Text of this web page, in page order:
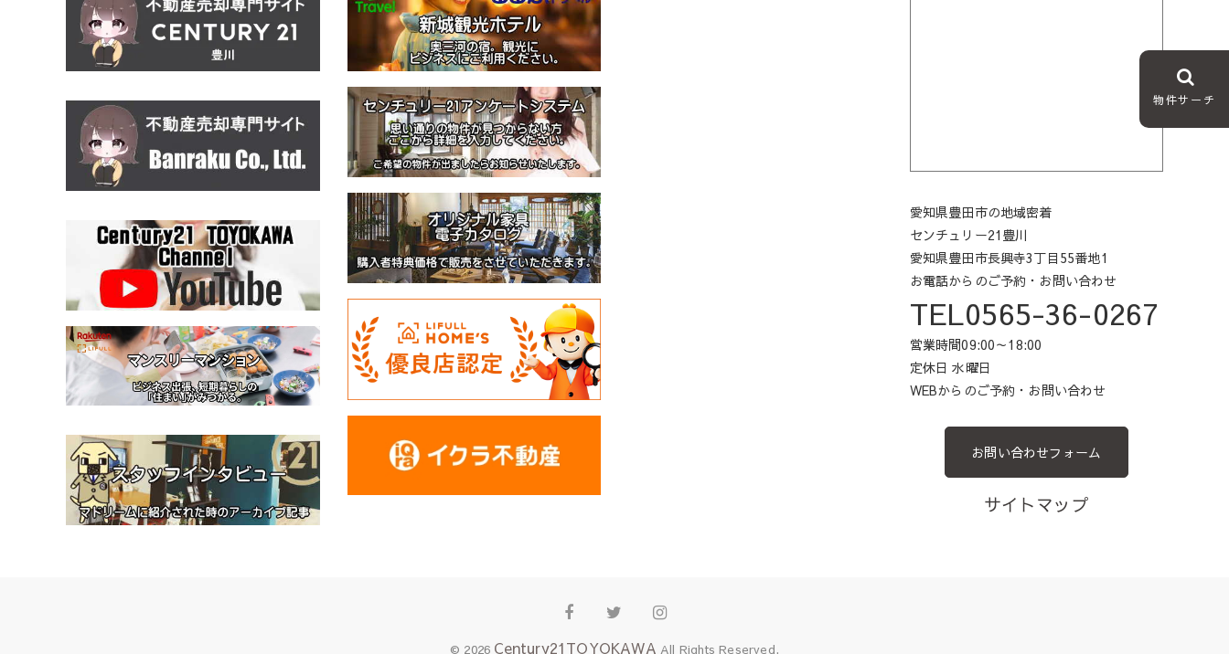
物件サーチ
愛知県豊田市の地域密着
センチュリー21豊川
愛知県豊田市長興寺3丁目55番地1
お電話からのご予約・お問い合わせ
TEL0565-36-0267
営業時間09:00～18:00
定休日 水曜日
WEBからのご予約・お問い合わせ
お問い合わせフォーム
サイトマップ
FacebookTwitterInstagram
© 2026 Century21TOYOKAWA All Rights Reserved.